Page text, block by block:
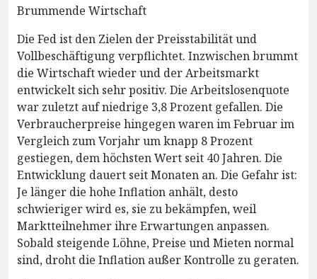
Brummende Wirtschaft
Die Fed ist den Zielen der Preisstabilität und
Vollbeschäftigung verpflichtet. Inzwischen brummt
die Wirtschaft wieder und der Arbeitsmarkt
entwickelt sich sehr positiv. Die Arbeitslosenquote
war zuletzt auf niedrige 3,8 Prozent gefallen. Die
Verbraucherpreise hingegen waren im Februar im
Vergleich zum Vorjahr um knapp 8 Prozent
gestiegen, dem höchsten Wert seit 40 Jahren. Die
Entwicklung dauert seit Monaten an. Die Gefahr ist:
Je länger die hohe Inflation anhält, desto
schwieriger wird es, sie zu bekämpfen, weil
Marktteilnehmer ihre Erwartungen anpassen.
Sobald steigende Löhne, Preise und Mieten normal
sind, droht die Inflation außer Kontrolle zu geraten.